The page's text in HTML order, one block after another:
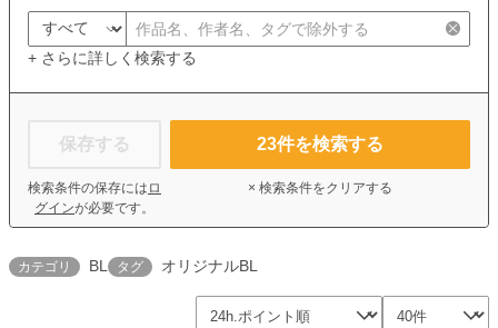
+ さらに詳しく検索する
保存する
検索条件の保存には ロ
グインが必要です。
23件を検索する
× 検索条件をクリアする
カテゴリ BL タグ オリジナルBL